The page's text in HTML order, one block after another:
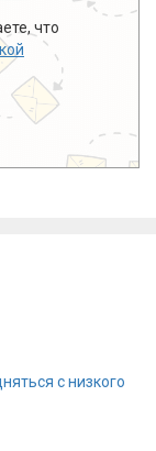
что
с низкого